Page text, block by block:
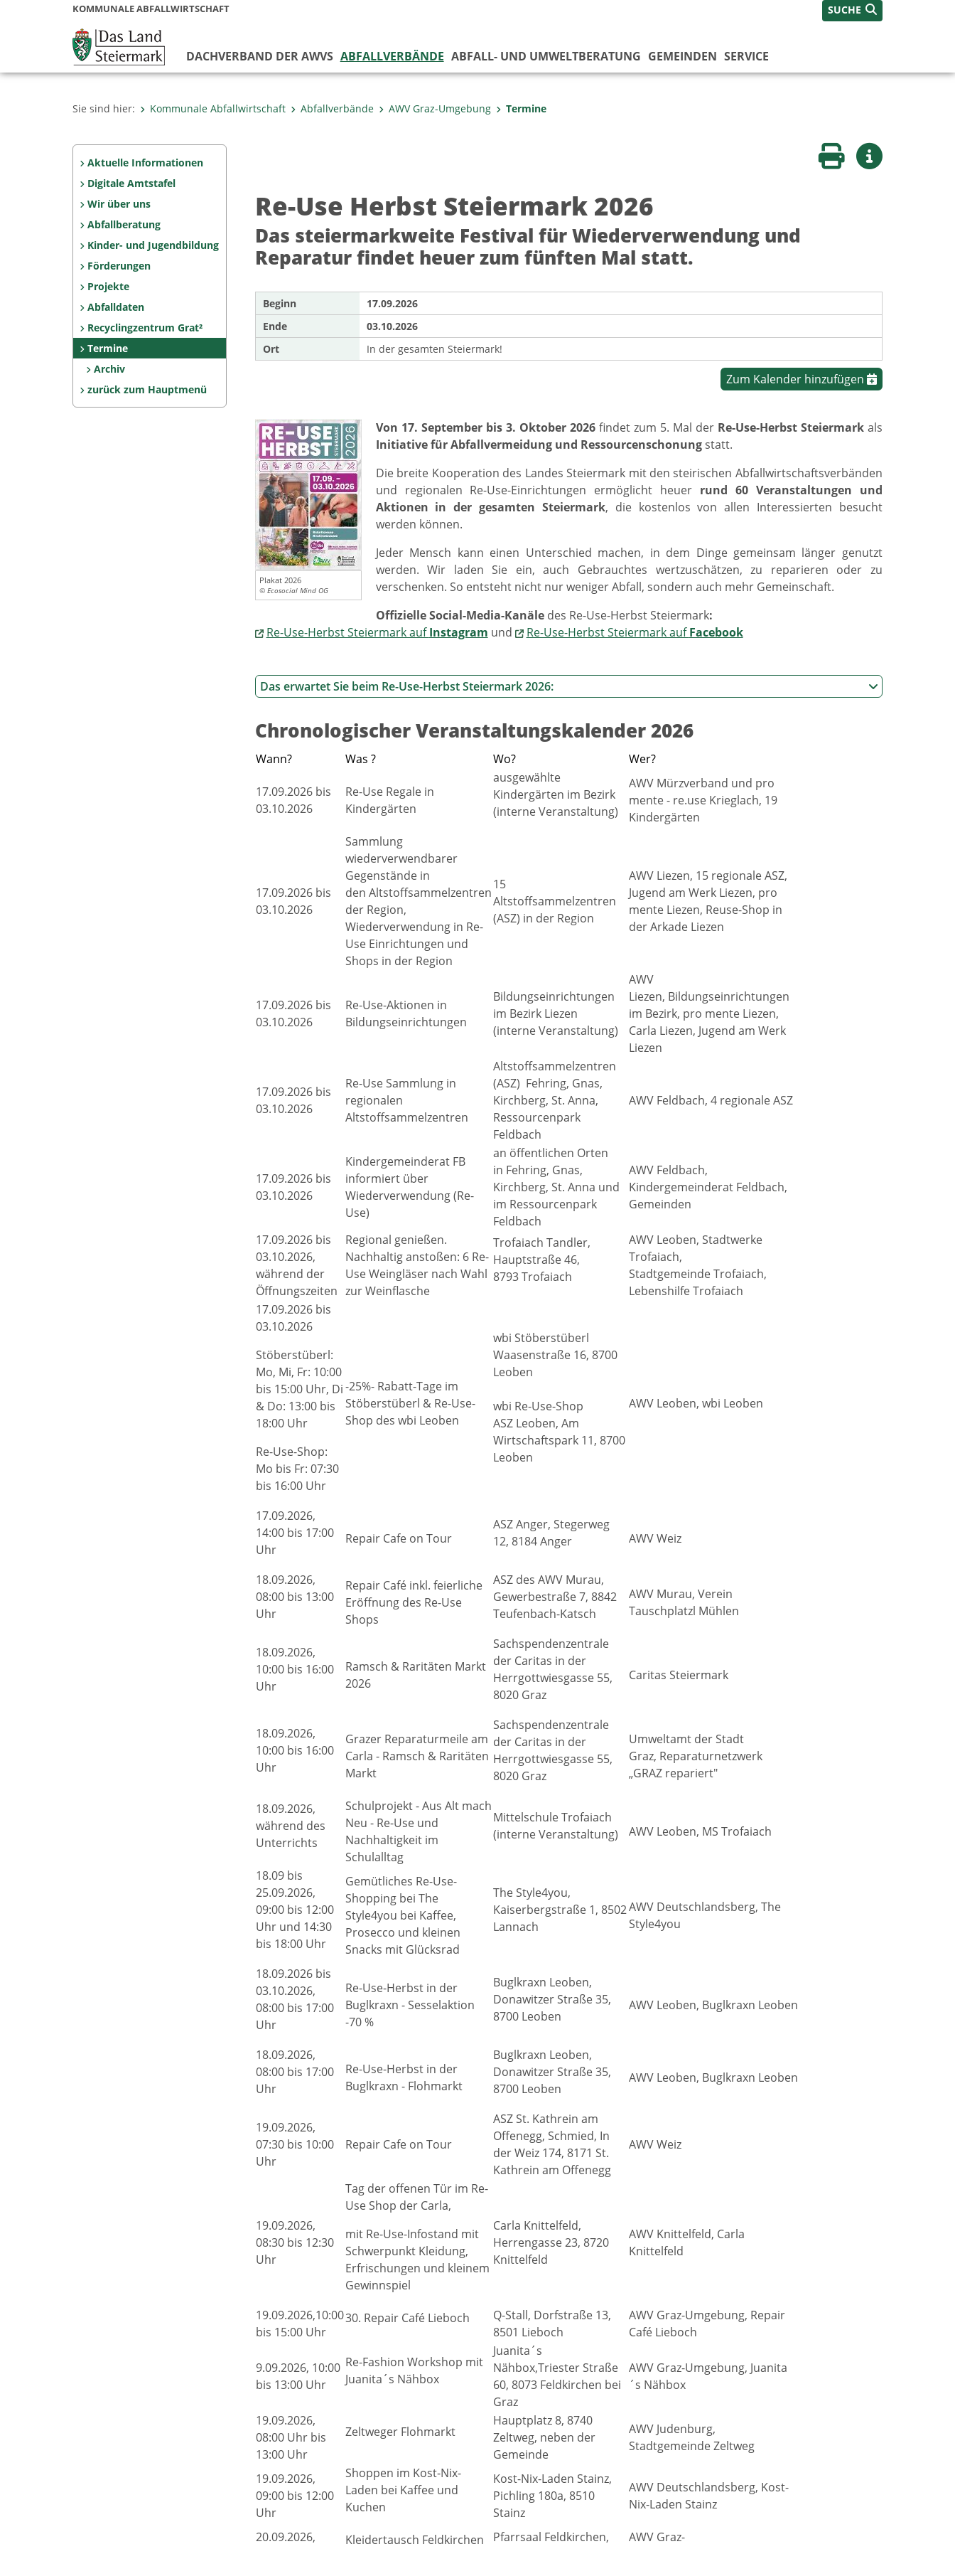
KOMMUNALE ABFALLWIRTSCHAFT SUCHE
DACHVERBAND DER AWVS ABFALLVERBÄNDE ABFALL- UND UMWELTBERATUNG GEMEINDEN SERVICE
Sie sind hier: Kommunale Abfallwirtschaft Abfallverbände AWV Graz-Umgebung Termine
Aktuelle Informationen
Digitale Amtstafel
Wir über uns
Abfallberatung
Kinder- und Jugendbildung
Förderungen
Projekte
Abfalldaten
Recyclingzentrum Grat²
Termine
Archiv
zurück zum Hauptmenü
Seite druckenWeitere Infos
Re-Use Herbst Steiermark 2026
Das steiermarkweite Festival für Wiederverwendung und
Reparatur findet heuer zum fünften Mal statt.
Beginn
17.09.2026
Ende
03.10.2026
Ort
In der gesamten Steiermark!
Zum Kalender hinzufügen
Plakat 2026
© Ecosocial Mind OG
Von 17. September bis 3. Oktober 2026findet zum 5. Mal der Re-Use-Herbst Steiermarkals
Initiative für Abfallvermeidung und Ressourcenschonungstatt.
Die breite Kooperation des Landes Steiermark mit den steirischen Abfallwirtschaftsverbänden
und regionalen Re-Use-Einrichtungen ermöglicht heuer rund 60 Veranstaltungen und
Aktionen in der gesamten Steiermark, die kostenlos von allen Interessierten besucht
werden können.
Jeder Mensch kann einen Unterschied machen, in dem Dinge gemeinsam länger genutzt
werden. Wir laden Sie ein, auch Gebrauchtes wertzuschätzen, zu reparieren oder zu
verschenken. So entsteht nicht nur weniger Abfall, sondern auch mehr Gemeinschaft.
Offizielle Social-Media-Kanäledes Re-Use-Herbst Steiermark:
Re-Use-Herbst Steiermark aufInstagram und Re-Use-Herbst Steiermark aufFacebook
Das erwartet Sie beim Re-Use-Herbst Steiermark 2026:
Chronologischer Veranstaltungskalender 2026
Wann? Was ? Wo? Wer?
17.09.2026 bis
03.10.2026
Re-Use Regale in
Kindergärten
ausgewählte
Kindergärten im Bezirk
(interne Veranstaltung)
AWV Mürzverband und pro
mente - re.use Krieglach, 19
Kindergärten
17.09.2026 bis
03.10.2026
Sammlung
wiederverwendbarer
Gegenstände in
den Altstoffsammelzentren
der Region,
Wiederverwendung in Re-
Use Einrichtungen und
Shops in der Region
15
Altstoffsammelzentren
(ASZ) in der Region
AWV Liezen, 15 regionale ASZ,
Jugend am Werk Liezen, pro
mente Liezen, Reuse-Shop in
der Arkade Liezen
17.09.2026 bis
03.10.2026
Re-Use-Aktionen in
Bildungseinrichtungen
Bildungseinrichtungen
im Bezirk Liezen
(interne Veranstaltung)
AWV
Liezen, Bildungseinrichtungen
im Bezirk, pro mente Liezen,
Carla Liezen, Jugend am Werk
Liezen
17.09.2026 bis
03.10.2026
Re-Use Sammlung in
regionalen
Altstoffsammelzentren
Altstoffsammelzentren
(ASZ) Fehring, Gnas,
Kirchberg, St. Anna,
Ressourcenpark
Feldbach
AWV Feldbach, 4 regionale ASZ
17.09.2026 bis
03.10.2026
Kindergemeinderat FB
informiert über
Wiederverwendung (Re-
Use)
an öffentlichen Orten
in Fehring, Gnas,
Kirchberg, St. Anna und
im Ressourcenpark
Feldbach
AWV Feldbach,
Kindergemeinderat Feldbach,
Gemeinden
17.09.2026 bis
03.10.2026,
während der
Öffnungszeiten
Regional genießen.
Nachhaltig anstoßen: 6 Re-
Use Weingläser nach Wahl
zur Weinflasche
Trofaiach Tandler,
Hauptstraße 46,
8793 Trofaiach
AWV Leoben, Stadtwerke
Trofaiach,
Stadtgemeinde Trofaiach,
Lebenshilfe Trofaiach
17.09.2026 bis
03.10.2026
Stöberstüberl:
Mo, Mi, Fr: 10:00
bis 15:00 Uhr, Di
& Do: 13:00 bis
18:00 Uhr
Re-Use-Shop:
Mo bis Fr: 07:30
bis 16:00 Uhr
-25%- Rabatt-Tage im
Stöberstüberl & Re-Use-
Shop des wbi Leoben
wbi Stöberstüberl
Waasenstraße 16, 8700
Leoben
wbi Re-Use-Shop
ASZ Leoben, Am
Wirtschaftspark 11, 8700
Leoben
AWV Leoben, wbi Leoben
17.09.2026,
14:00 bis 17:00
Uhr
Repair Cafe on Tour
ASZ Anger, Stegerweg
12, 8184 Anger
AWV Weiz
18.09.2026,
08:00 bis 13:00
Uhr
Repair Café inkl. feierliche
Eröffnung des Re-Use
Shops
ASZ des AWV Murau,
Gewerbestraße 7, 8842
Teufenbach-Katsch
AWV Murau, Verein
Tauschplatzl Mühlen
18.09.2026,
10:00 bis 16:00
Uhr
Ramsch & Raritäten Markt
2026
Sachspendenzentrale
der Caritas in der
Herrgottwiesgasse 55,
8020 Graz
Caritas Steiermark
18.09.2026,
10:00 bis 16:00
Uhr
Grazer Reparaturmeile am
Carla - Ramsch & Raritäten
Markt
Sachspendenzentrale
der Caritas in der
Herrgottwiesgasse 55,
8020 Graz
Umweltamt der Stadt
Graz, Reparaturnetzwerk
„GRAZ repariert"
18.09.2026,
während des
Unterrichts
Schulprojekt - Aus Alt mach
Neu - Re-Use und
Nachhaltigkeit im
Schulalltag
Mittelschule Trofaiach
(interne Veranstaltung)
AWV Leoben, MS Trofaiach
18.09 bis
25.09.2026,
09:00 bis 12:00
Uhr und 14:30
bis 18:00 Uhr
Gemütliches Re-Use-
Shopping bei The
Style4you bei Kaffee,
Prosecco und kleinen
Snacks mit Glücksrad
The Style4you,
Kaiserbergstraße 1, 8502
Lannach
AWV Deutschlandsberg, The
Style4you
18.09.2026 bis
03.10.2026,
08:00 bis 17:00
Uhr
Re-Use-Herbst in der
Buglkraxn - Sesselaktion
-70 %
Buglkraxn Leoben,
Donawitzer Straße 35,
8700 Leoben
AWV Leoben, Buglkraxn Leoben
18.09.2026,
08:00 bis 17:00
Uhr
Re-Use-Herbst in der
Buglkraxn - Flohmarkt
Buglkraxn Leoben,
Donawitzer Straße 35,
8700 Leoben
AWV Leoben, Buglkraxn Leoben
19.09.2026,
07:30 bis 10:00
Uhr
Repair Cafe on Tour
ASZ St. Kathrein am
Offenegg, Schmied, In
der Weiz 174, 8171 St.
Kathrein am Offenegg
AWV Weiz
19.09.2026,
08:30 bis 12:30
Uhr
Tag der offenen Tür im Re-
Use Shop der Carla,
mit Re-Use-Infostand mit
Schwerpunkt Kleidung,
Erfrischungen und kleinem
Gewinnspiel
Carla Knittelfeld,
Herrengasse 23, 8720
Knittelfeld
AWV Knittelfeld, Carla
Knittelfeld
19.09.2026,10:00
bis 15:00 Uhr
30. Repair Café Lieboch
Q-Stall, Dorfstraße 13,
8501 Lieboch
AWV Graz-Umgebung, Repair
Café Lieboch
9.09.2026, 10:00
bis 13:00 Uhr
Re-Fashion Workshop mit
Juanita´s Nähbox
Juanita´s
Nähbox,Triester Straße
60, 8073 Feldkirchen bei
Graz
AWV Graz-Umgebung, Juanita
´s Nähbox
19.09.2026,
08:00 Uhr bis
13:00 Uhr
Zeltweger Flohmarkt
Hauptplatz 8, 8740
Zeltweg, neben der
Gemeinde
AWV Judenburg,
Stadtgemeinde Zeltweg
19.09.2026,
09:00 bis 12:00
Uhr
Shoppen im Kost-Nix-
Laden bei Kaffee und
Kuchen
Kost-Nix-Laden Stainz,
Pichling 180a, 8510
Stainz
AWV Deutschlandsberg, Kost-
Nix-Laden Stainz
20.09.2026,
Kleidertausch Feldkirchen
Pfarrsaal Feldkirchen,
AWV Graz-